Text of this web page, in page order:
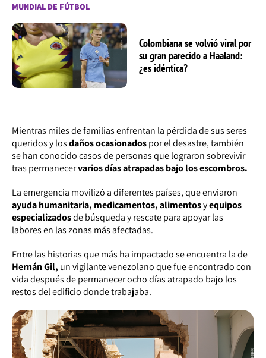
MUNDIAL DE FÚTBOL
Colombiana se volvió viral por
su gran parecido a Haaland:
¿es idéntica?
Mientras miles de familias enfrentan la pérdida de sus seres
queridos y losdaños ocasionadospor el desastre, también
se han conocido casos de personas que lograron sobrevivir
tras permanecervarios días atrapadas bajo los escombros.
La emergencia movilizó a diferentes países, que enviaron
ayuda humanitaria, medicamentos, alimentosyequipos
especializadosde búsqueda y rescate para apoyar las
labores en las zonas más afectadas.
Entre las historias que más ha impactado se encuentra la de
HernánGil, un vigilante venezolano que fue encontrado con
vida después de permanecer ocho días atrapado bajo los
restos del edificio donde trabajaba.